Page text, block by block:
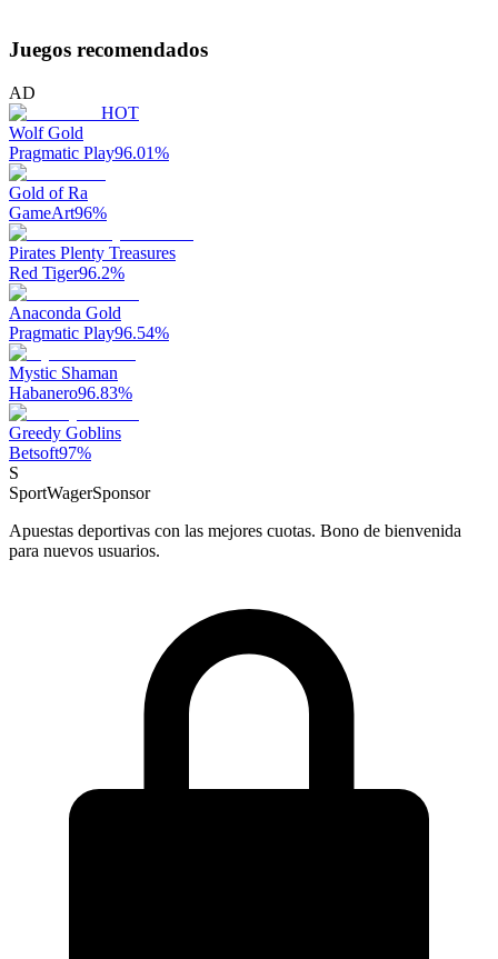
Juegos recomendados
AD
HOT
Wolf Gold
Pragmatic Play96.01%
Gold of Ra
GameArt96%
Pirates Plenty Treasures
Red Tiger96.2%
Anaconda Gold
Pragmatic Play96.54%
Mystic Shaman
Habanero96.83%
Greedy Goblins
Betsoft97%
S
SportWagerSponsor
Apuestas deportivas con las mejores cuotas. Bono de bienvenida
para nuevos usuarios.